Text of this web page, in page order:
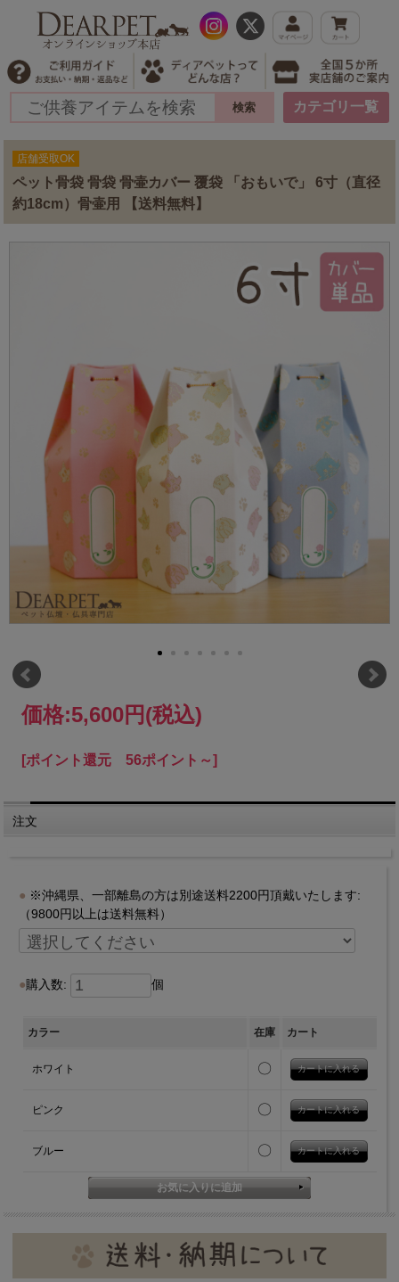
カテゴリ一覧
店舗受取OK
ペット骨袋 骨袋 骨壷カバー 覆袋 「おもいで」 6寸（直径
約18cm）骨壷用 【送料無料】
価格:5,600円(税込)
[ポイント還元 56ポイント～]
注文
※沖縄県、一部離島の方は別途送料2200円頂戴いたします:
（9800円以上は送料無料）
購入数: 個
カラー 在庫 カート
ホワイト 〇
ピンク 〇
ブルー 〇